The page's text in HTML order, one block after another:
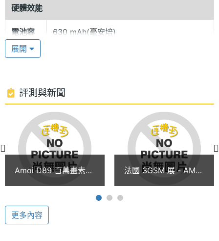
效果，及5種解析度格式、5級亮度、5級飽和度、多
種像框選擇。
26萬色TFT彩色螢幕
40和絃鈴聲 真人真唱
AMOI F90 支援 40 和絃音調豐富，天籟之聲，繞梁
悅耳，此外，AMOI F90 更內建真人歌唱鈴聲，且支
援鈴聲下載更新，AMOI F90 打造個人專屬的手機風
格。
打造專屬的手機個性
AMOI F90 可設定來電大頭貼個性鈴聲、燈光識別，
可分別設置親密好友的來電影像，來電顯示個性識
硬體效能
電池容
量
630 mAh(毫安培)
多媒體資訊
鈴聲種
類
多音軌
色彩
展開
評測與新聞
Amoi D89 百萬畫素手
法國 3GSM 展 - AMOI
更多內容